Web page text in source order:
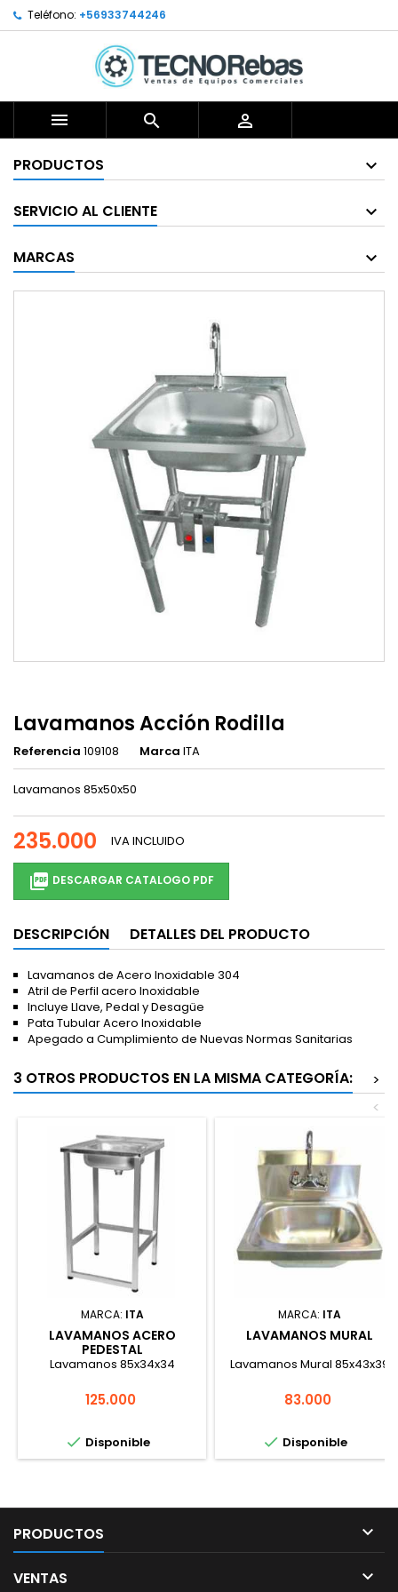
Teléfono: +56933744246
  
PRODUCTOS
SERVICIO AL CLIENTE
MARCAS
Lavamanos Acción Rodilla
Referencia 109108 Marca ITA
Lavamanos 85x50x50
235.000 IVA INCLUIDO
 DESCARGAR CATALOGO PDF
DESCRIPCIÓN DETALLES DEL PRODUCTO
Lavamanos de Acero Inoxidable 304
Atril de Perfil acero Inoxidable
Incluye Llave, Pedal y Desagüe
Pata Tubular Acero Inoxidable
Apegado a Cumplimiento de Nuevas Normas Sanitarias
3 OTROS PRODUCTOS EN LA MISMA CATEGORÍA:
>
<
MARCA: ITA
LAVAMANOS ACERO
PEDESTAL
Lavamanos 85x34x34
Precio
125.000
 Disponible
MARCA: ITA
LAVAMANOS MURAL
Lavamanos Mural 85x43x39
Precio
83.000
 Disponible
PRODUCTOS 
VENTAS 